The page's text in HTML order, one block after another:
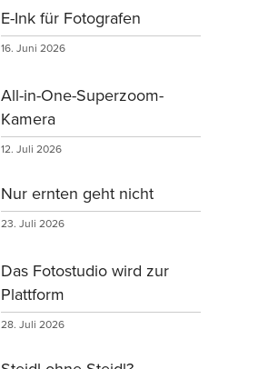
E-Ink für Fotografen
16. Juni 2026
All-in-One-Superzoom-
Kamera
12. Juli 2026
Nur ernten geht nicht
23. Juli 2026
Das Fotostudio wird zur
Plattform
28. Juli 2026